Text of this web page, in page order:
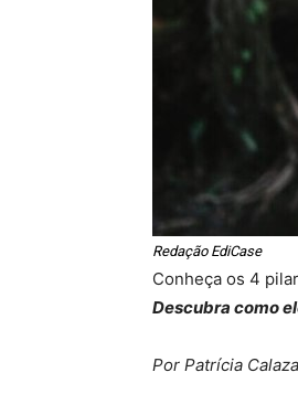
Redação EdiCase
Conheça os 4
Descubra como
Por Patrícia